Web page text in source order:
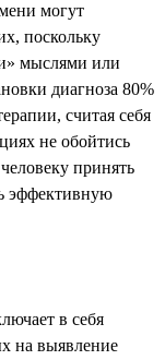
могут
поскольку
мыслями или
диагноза 80%
считая себя
не обойтись
принять
эффективную
в себя
на выявление